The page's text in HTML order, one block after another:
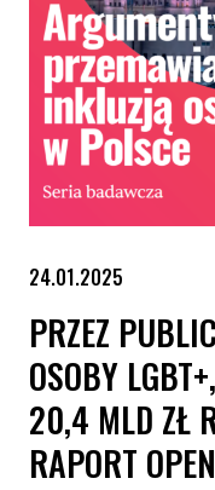
24.01.2025
PRZEZ
OSOBY
20,4 MLD ZŁ
RAPORT